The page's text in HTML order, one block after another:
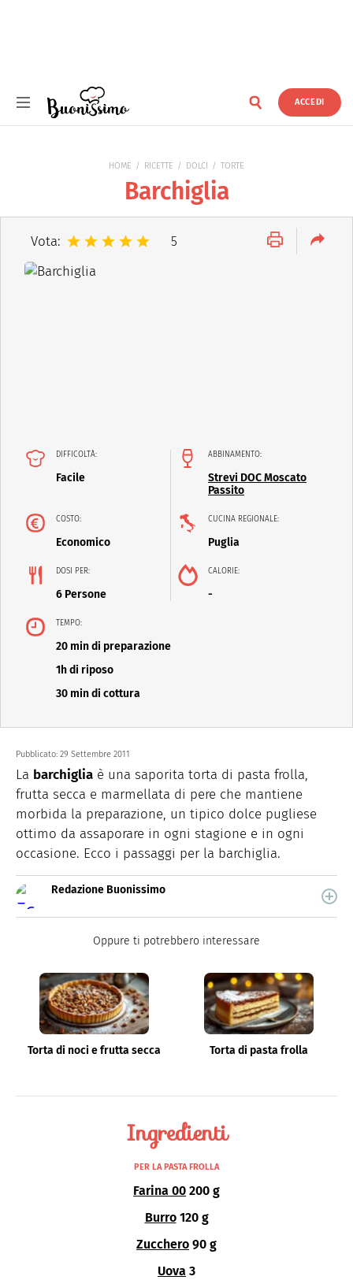
ACCEDI
HOME RICETTE DOLCI TORTE
Barchiglia
Vota: 5
DIFFICOLTÀ:
Facile
ABBINAMENTO:
Strevi DOC Moscato
Passito
COSTO:
Economico
CUCINA REGIONALE:
Puglia
DOSI PER:
6 Persone
CALORIE:
-
TEMPO:
20 min di preparazione
1h di riposo
30 min di cottura
Pubblicato: 29 Settembre 2011
La barchiglia è una saporita torta di pasta frolla,
frutta secca e marmellata di pere che mantiene
morbida la preparazione, un tipico dolce pugliese
ottimo da assaporare in ogni stagione e in ogni
occasione. Ecco i passaggi per la barchiglia.
Redazione Buonissimo
quale trovi idee veloci, facili e spiegate passo passo.
Oppure ti potrebbero interessare
Torta di noci e frutta secca Torta di pasta frolla
Ingredienti
PER LA PASTA FROLLA
Farina 00 200 g
Burro 120 g
Zucchero 90 g
Uova 3